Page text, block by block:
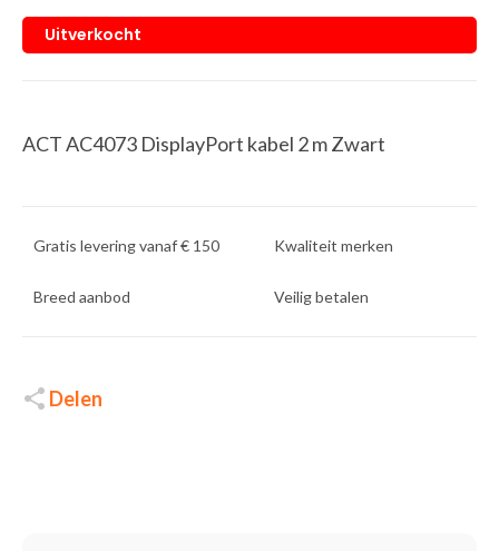
Uitverkocht
ACT AC4073 DisplayPort kabel 2 m Zwart
Gratis levering vanaf € 150 Kwaliteit merken
Breed aanbod Veilig betalen
Delen